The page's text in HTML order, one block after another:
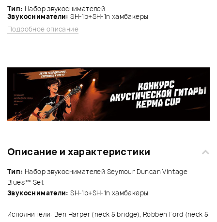
Тип: Набор звукоснимателей
Звукосниматели: SH-1b+SH-1n хамбакеры
Подробное описание
Описание и характеристики
Тип: Набор звукоснимателей Seymour Duncan Vintage
Blues™ Set
Звукосниматели: SH-1b+SH-1n хамбакеры
Исполнители: Ben Harper (neck & bridge), Robben Ford (neck &